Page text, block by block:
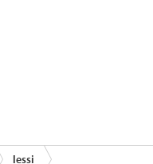
lessi